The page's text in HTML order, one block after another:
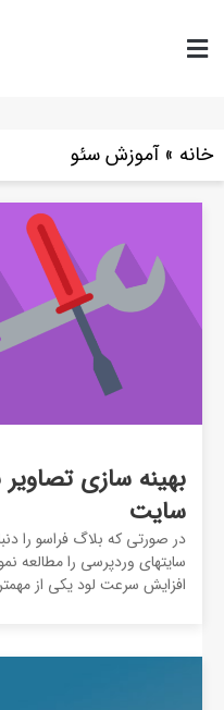
خانه »آموزش سئو
بهینه سازی
سایت
در صورتی که بلاگ فراسو را
سایتهای وردپرسی را مطالعه
افزایش سرعت لود یکی از